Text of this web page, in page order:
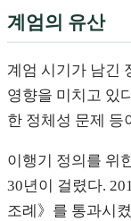
계엄의 유산
계엄 시기가 남긴
영향을 미치고 있
한 정체성 문제 등
이행기 정의를 위
30년이 걸렸다.
조례》를 통과시